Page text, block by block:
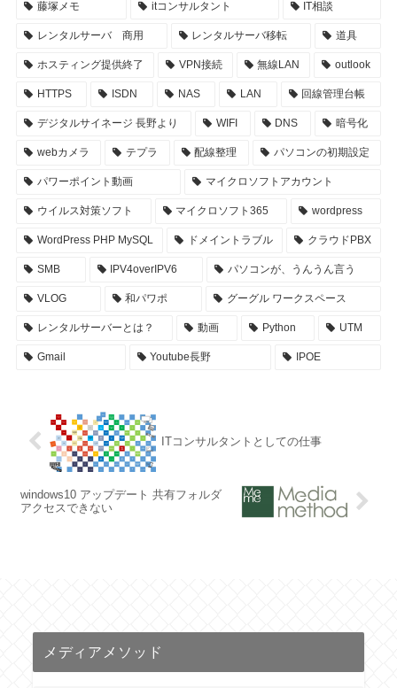
藤塚メモ itコンサルタント IT相談
レンタルサーバ 商用 レンタルサーバ移転 道具
ホスティング提供終了 VPN接続 無線LAN outlook
HTTPS ISDN NAS LAN 回線管理台帳
デジタルサイネージ 長野より WIFI DNS 暗号化
webカメラ テプラ 配線整理 パソコンの初期設定
パワーポイント動画 マイクロソフトアカウント
ウイルス対策ソフト マイクロソフト365 wordpress
WordPress PHP MySQL ドメイントラブル クラウドPBX
SMB IPV4overIPV6 パソコンが、うんうん言う
VLOG 和パワポ グーグル ワークスペース
レンタルサーバーとは？ 動画 Python UTM
Gmail Youtube長野 IPOE
ITコンサルタントとしての仕事
windows10 アップデート 共有フォルダ
アクセスできない
メディアメソッド